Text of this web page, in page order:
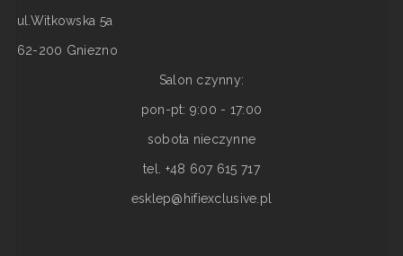
ul.Witkowska 5a
62-200 Gniezno
Salon czynny:
pon-pt: 9:00 - 17:00
sobota nieczynne
tel. +48 607 615 717
esklep@hifiexclusive.pl